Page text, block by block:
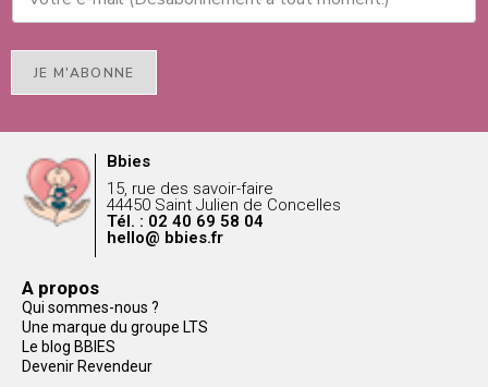
JE M'ABONNE
Bbies
15, rue des savoir-faire
44450 Saint Julien de Concelles
Tél. : 02 40 69 58 04
hello@ bbies.fr
A propos
Qui sommes-nous ?
Une marque du groupe LTS
Le blog BBIES
Devenir Revendeur